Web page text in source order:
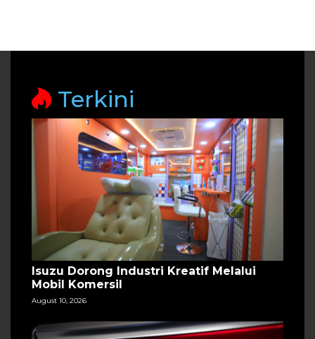
Terkini
Isuzu Dorong Industri Kreatif Melalui
Mobil Komersil
August 10, 2026